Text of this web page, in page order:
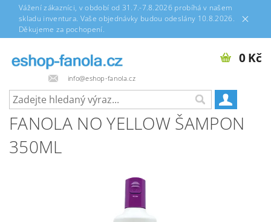
Vážení zákazníci, v období od 31.7.-7.8.2026 probíhá v našem
skladu inventura. Vaše objednávky budou odeslány 10.8.2026.
Děkujeme za pochopení.
info@eshop-fanola.cz
0 Kč
FANOLA NO YELLOW ŠAMPON
350ML